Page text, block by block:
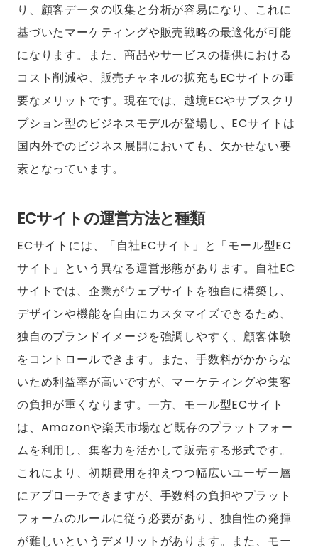
り、顧客データの収集と分析が容易になり、これに
基づいたマーケティングや販売戦略の最適化が可能
になります。また、商品やサービスの提供における
コスト削減や、販売チャネルの拡充もECサイトの重
要なメリットです。現在では、越境ECやサブスクリ
プション型のビジネスモデルが登場し、ECサイトは
国内外でのビジネス展開においても、欠かせない要
素となっています。
ECサイトの運営方法と種類
ECサイトには、「自社ECサイト」と「モール型EC
サイト」という異なる運営形態があります。自社EC
サイトでは、企業がウェブサイトを独自に構築し、
デザインや機能を自由にカスタマイズできるため、
独自のブランドイメージを強調しやすく、顧客体験
をコントロールできます。また、手数料がかからな
いため利益率が高いですが、マーケティングや集客
の負担が重くなります。一方、モール型ECサイト
は、Amazonや楽天市場など既存のプラットフォー
ムを利用し、集客力を活かして販売する形式です。
これにより、初期費用を抑えつつ幅広いユーザー層
にアプローチできますが、手数料の負担やプラット
フォームのルールに従う必要があり、独自性の発揮
が難しいというデメリットがあります。また、モー